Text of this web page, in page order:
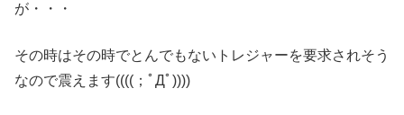
が・・・
その時はその時でとんでもないトレジャーを要求されそう
なので震えます((((；ﾟДﾟ))))